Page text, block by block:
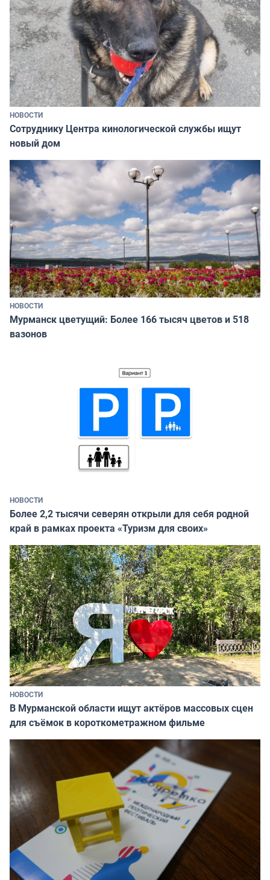
НОВОСТИ
Сотруднику Центра кинологической службы ищут
новый дом
НОВОСТИ
Мурманск цветущий: Более 166 тысяч цветов и 518
вазонов
НОВОСТИ
Более 2,2 тысячи северян открыли для себя родной
край в рамках проекта «Туризм для своих»
НОВОСТИ
В Мурманской области ищут актёров массовых сцен
для съёмок в короткометражном фильме